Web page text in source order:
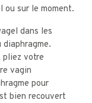
ou sur le moment.
dans les
pliez votre
vagin
pour
bien recouvert